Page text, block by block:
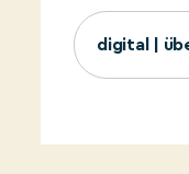
digital |